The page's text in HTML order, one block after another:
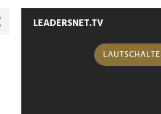
LEADERSNET.TV